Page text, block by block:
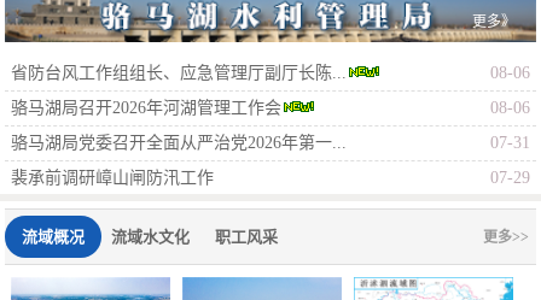
更多》
省防台风工作组组长、应急管理厅副厅长陈...
08-06
骆马湖局召开2026年河湖管理工作会
08-06
骆马湖局党委召开全面从严治党2026年第一...
07-31
裴承前调研嶂山闸防汛工作
07-29
流域概况 流域水文化 职工风采 更多>>